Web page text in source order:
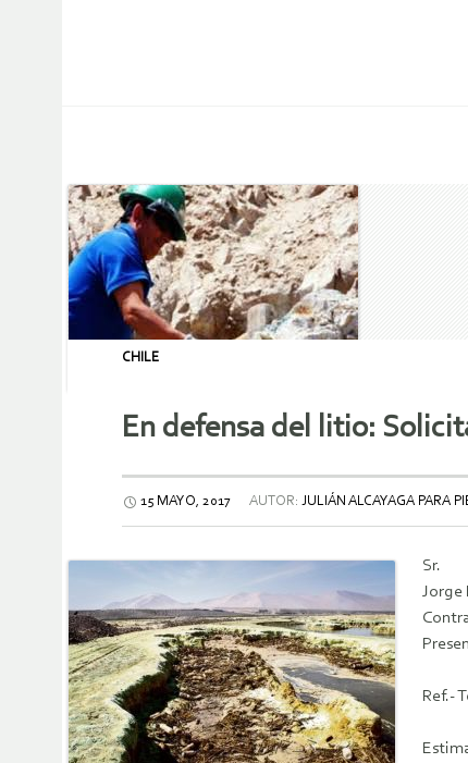
CHILE
En defensa del litio:
15 MAYO, 2017 AUTOR: JULIÁN ALCAYAGA PARA
Sr.
Jorge
Ref.-